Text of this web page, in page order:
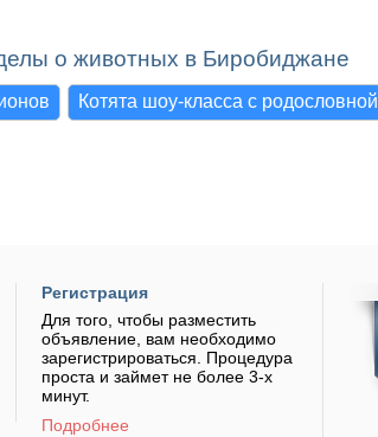
о животных в Биробиджане
Котята шоу-класса с родословной
Регистрация
Для того, чтобы разместить
объявление, вам необходимо
зарегистрироваться. Процедура
проста и займет не более 3-х
минут.
Подробнее